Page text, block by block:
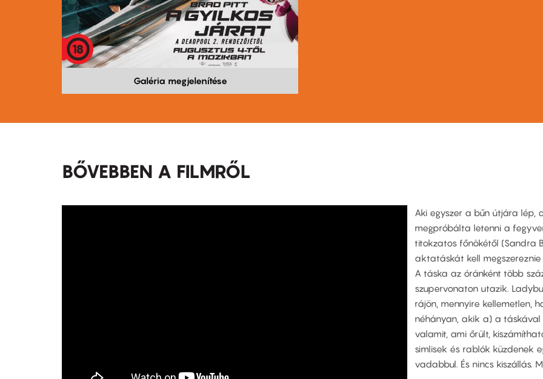
Galéria megjelenítése
BŐVEBBEN A FILMRŐL
Aki egyszer a bűn útjára lép,
megpróbálta letenni a
titokzatos főnökétől (Sandra
aktatáskát kell
A táska az óránként több
szupervonaton utazik.
rájön, mennyire kellemetlen,
néhányan, akik a) a
valamit, ami őrült,
simlisek és rablók küzdenek
vadabbul. És nincs kiszállás.